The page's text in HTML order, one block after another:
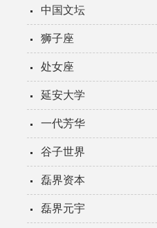
中国文坛
狮子座
处女座
延安大学
一代芳华
谷子世界
磊界资本
磊界元宇